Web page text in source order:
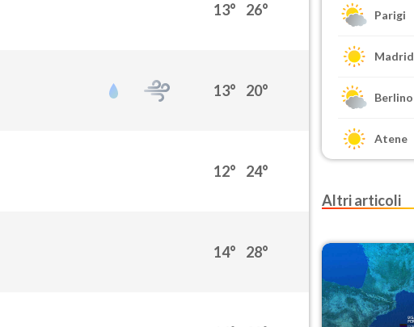
13° 26°
13° 20°
12° 24°
14° 28°
Parigi
Madrid
Berlino
Atene
Altri articoli